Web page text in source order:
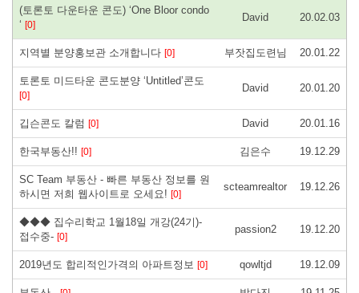
(토론토 다운타운 콘도) ‘One Bloor condo
‘ [0]
David 20.02.03
지역별 분양홍보관 소개합니다 [0] 부잣집도련님 20.01.22
토론토 미드타운 콘도분양 ‘Untitled’콘도
[0]
David 20.01.20
깁슨콘도 칼럼 [0] David 20.01.16
한국부동산!! [0] 김은수 19.12.29
SC Team 부동산 - 빠른 부동산 정보를 원
하시면 저희 웹사이트로 오세요! [0]
scteamrealtor 19.12.26
◆◆◆ 집수리학교 1월18일 개강(24기)-
접수중- [0]
passion2 19.12.20
2019년도 합리적인가격의 아파트정보 [0] qowltjd 19.12.09